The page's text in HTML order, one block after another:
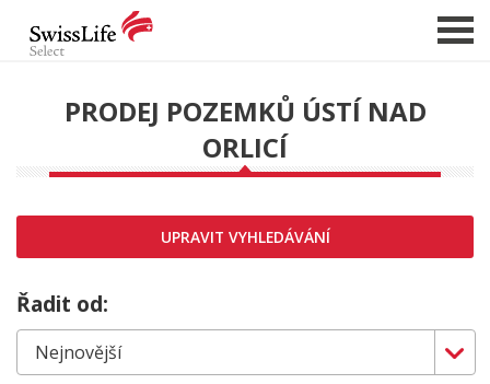
NABÍDKA NEMOVITOSTÍ
CHCI PRODAT / PRONAJMOUT
HLÍDAT NOVÉ NABÍDKY
CHCI OCENIT NEMOVITOST
O NÁS
REFERENCE
SLUŽBY
PRODEJ POZEMKŮ ÚSTÍ NAD
ORLICÍ
UPRAVIT VYHLEDÁVÁNÍ
Řadit od: